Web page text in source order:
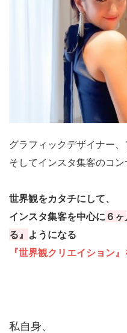
グラフィックデザイナー
そしてインスタ集客のコン
世界観をカタチにして、
インスタ集客を中心に ６
る』 ようになる
『世界観クリエイション
私自身、